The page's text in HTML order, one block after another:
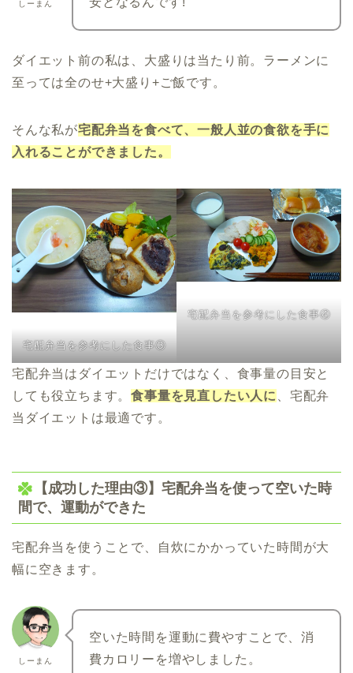
しーまん
ダイエット前の私は、大盛りは当たり前。ラーメンに
至っては全のせ+大盛り+ご飯です。
そんな私が宅配弁当を食べて、一般人並の食欲を手に
入れることができました。
宅配弁当を参考にした食事③
宅配弁当を参考にした食事④
宅配弁当はダイエットだけではなく、食事量の目安と
しても役立ちます。食事量を見直したい人に
、宅配弁
当ダイエットは最適です。
【成功した理由③】宅配弁当を使って空いた時
間で、運動ができた
宅配弁当を使うことで、自炊にかかっていた時間が大
幅に空きます。
しーまん
空いた時間を運動に費やすことで、消
費カロリーを増やしました。